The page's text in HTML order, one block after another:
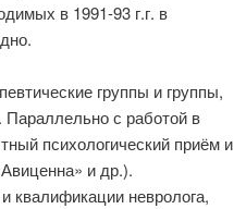
в 1991-93 г.г. в
группы и группы,
с работой в
психологический приём и
и др.).
невролога,